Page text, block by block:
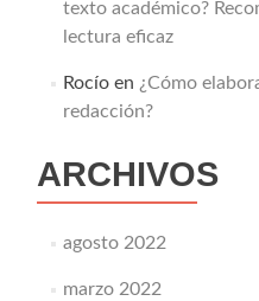
texto académico?
lectura eficaz
Rocíoen ¿Cómo
redacción?
ARCHIVOS
agosto 2022
marzo 2022